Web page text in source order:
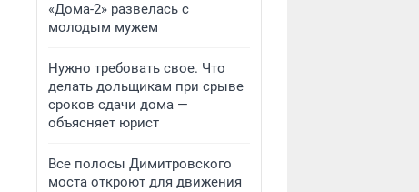
«Дома-2» развелась с
молодым мужем
Нужно требовать свое. Что
делать дольщикам при срыве
сроков сдачи дома —
объясняет юрист
Все полосы Димитровского
моста откроют для движения